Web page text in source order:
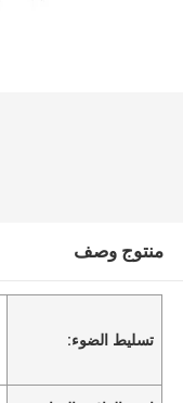
منتوج وصف
تسليط الضوء: